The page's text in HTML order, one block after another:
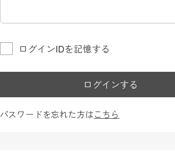
ログインIDを記憶する
ログインする
パスワードを忘れた方はこちら